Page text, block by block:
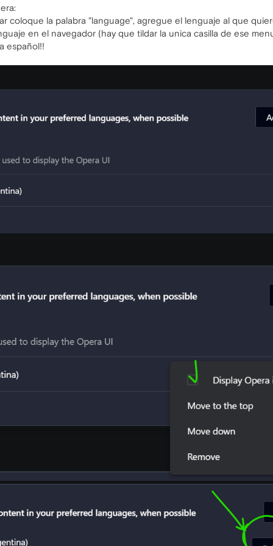
coloque la palabra "language", agregue el lenguaje al que
en el navegador (hay que tildar la unica casilla de ese
español!!